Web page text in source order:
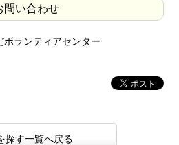
問い合わせ
ランティアセンター
探す一覧へ戻る